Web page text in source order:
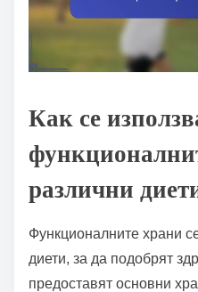
Как се
различни
Функционалните храни
диети, за да подобрят
предоставят основни